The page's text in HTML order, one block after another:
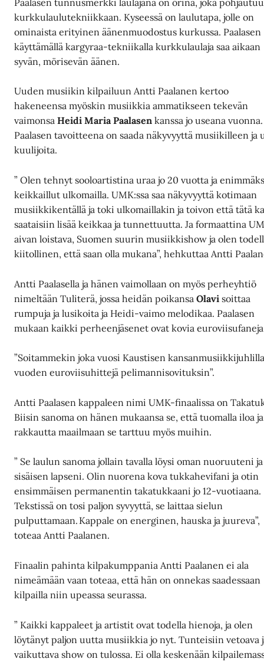
kurkkulaulutekniikkaan. Kyseessä on laulutapa, jolle on
ominaista erityinen äänenmuodostus kurkussa. Paalasen
käyttämällä kargyraa-tekniikalla kurkkulaulaja saa aikaan
syvän, mörisevän äänen.
Uuden musiikin kilpailuun Antti Paalanen kertoo
hakeneensa myöskin musiikkia ammatikseen tekevän
vaimonsaHeidi Maria Paalasen kanssa jo useana
Paalasen tavoitteena on saada näkyvyyttä musiikilleen ja
kuulijoita.
” Olen tehnyt sooloartistina uraa jo 20 vuotta ja
keikkaillut ulkomailla. UMK:ssa saa näkyvyyttä kotimaan
musiikkikentällä ja toki ulkomaillakin ja toivon että tätä
saataisiin lisää keikkaa ja tunnettuutta. Ja formaattina
aivan loistava, Suomen suurin musiikkishow ja olen
kiitollinen, että saan olla mukana”, hehkuttaa Antti
Antti Paalasella ja hänen vaimollaan on myös perheyhtiö
nimeltään Tuliterä, jossa heidän poikansaOlavi soittaa
rumpuja ja lusikoita ja Heidi-vaimo melodikaa. Paalasen
mukaan kaikki perheenjäsenet ovat kovia
”Soitammekin joka vuosi Kaustisen
vuoden euroviisuhittejä pelimannisovituksin”.
Antti Paalasen kappaleen nimi UMK-finaalissa on
Biisin sanoma on hänen mukaansa se, että tuomalla iloa ja
rakkautta maailmaan se tarttuu myös muihin.
” Se laulun sanoma jollain tavalla löysi oman nuoruuteni ja
sisäisen lapseni. Olin nuorena kova tukkahevifani ja otin
ensimmäisen permanentin takatukkaani jo 12-vuotiaana.
Tekstissä on tosi paljon syvyyttä, se laittaa sielun
pulputtamaan. Kappale on energinen, hauska ja juureva”,
toteaa Antti Paalanen.
Finaalin pahinta kilpakumppania Antti Paalanen ei ala
nimeämään vaan toteaa, että hän on onnekas saadessaan
kilpailla niin upeassa seurassa.
” Kaikki kappaleet ja artistit ovat todella hienoja, ja olen
löytänyt paljon uutta musiikkia jo nyt. Tunteisiin vetoava
vaikuttava show on tulossa. Ei olla keskenään